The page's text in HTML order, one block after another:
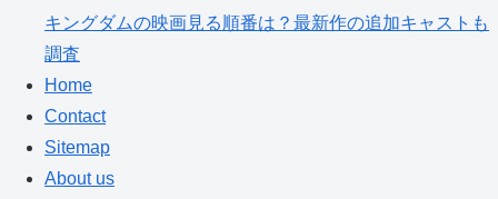
キングダムの映画見る順番は？最新作の追加キャストも
調査
Home
Contact
Sitemap
About us